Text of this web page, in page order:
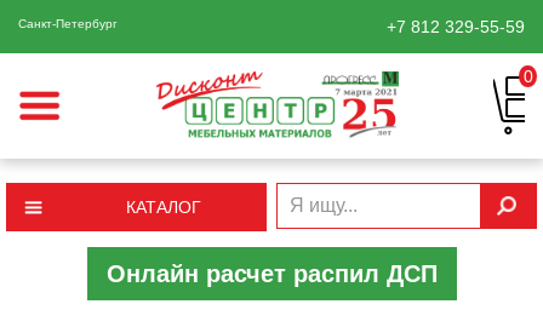
Санкт-Петербург +7 812 329-55-59
0
КАТАЛОГ
Онлайн расчет распил ДСП